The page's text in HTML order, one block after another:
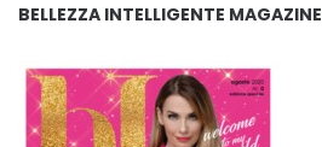
BELLEZZA INTELLIGENTE MAGAZINE